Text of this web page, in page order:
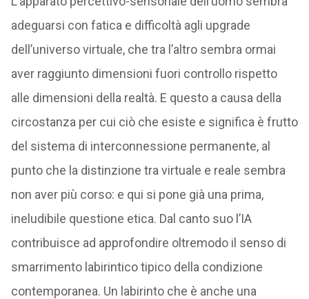
adeguarsi con fatica e difficoltà agli upgrade
dell’universo virtuale, che tra l’altro sembra ormai
aver raggiunto dimensioni fuori controllo rispetto
alle dimensioni della realtà. E questo a causa della
circostanza per cui ciò che esiste e significa è frutto
del sistema di interconnessione permanente, al
punto che la distinzione tra virtuale e reale sembra
non aver più corso: e qui si pone già una prima,
ineludibile questione etica. Dal canto suo l’IA
contribuisce ad approfondire oltremodo il senso di
smarrimento labirintico tipico della condizione
contemporanea. Un labirinto che è anche una